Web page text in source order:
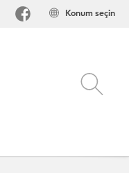
Konum seçin